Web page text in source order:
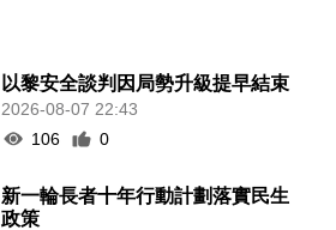
以黎安全談判因局勢升級提早結束
2026-08-07 22:43
106
0
新一輪長者十年行動計劃落實民生
政策